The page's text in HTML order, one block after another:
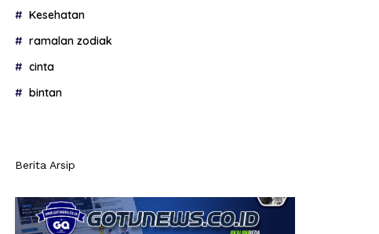
Kesehatan
ramalan zodiak
cinta
bintan
Berita Arsip